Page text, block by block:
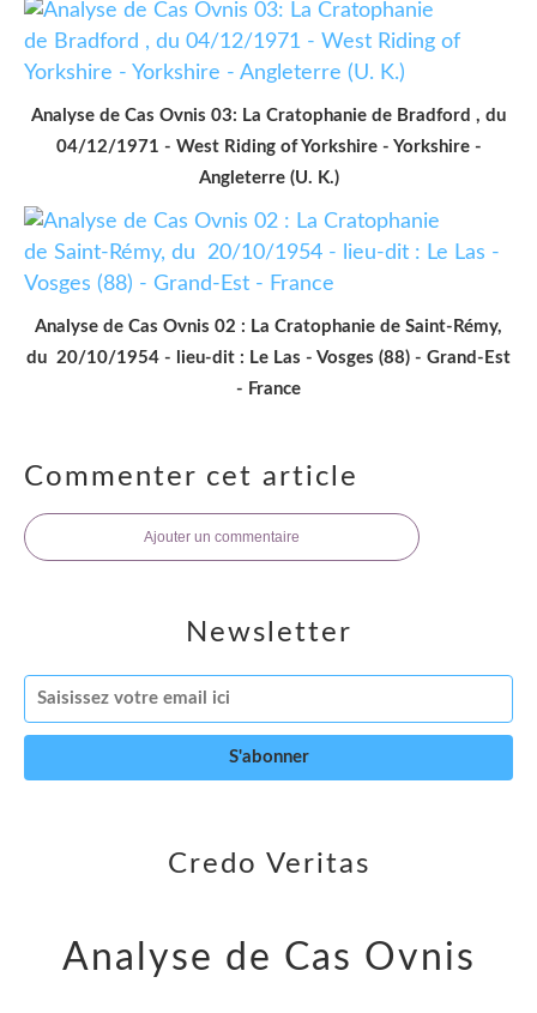
Analyse de Cas Ovnis 03: La Cratophanie de Bradford , du
04/12/1971 - West Riding of Yorkshire - Yorkshire -
Angleterre (U. K.)
Analyse de Cas Ovnis 02 : La Cratophanie de Saint-Rémy,
du 20/10/1954 - lieu-dit : Le Las - Vosges (88) - Grand-Est
- France
Commenter cet article
Ajouter un commentaire
Newsletter
Credo Veritas
Analyse de Cas Ovnis